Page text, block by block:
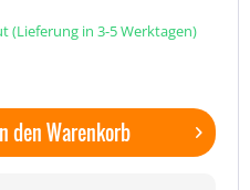
(Lieferung in 3-5 Werktagen)
denWarenkorb